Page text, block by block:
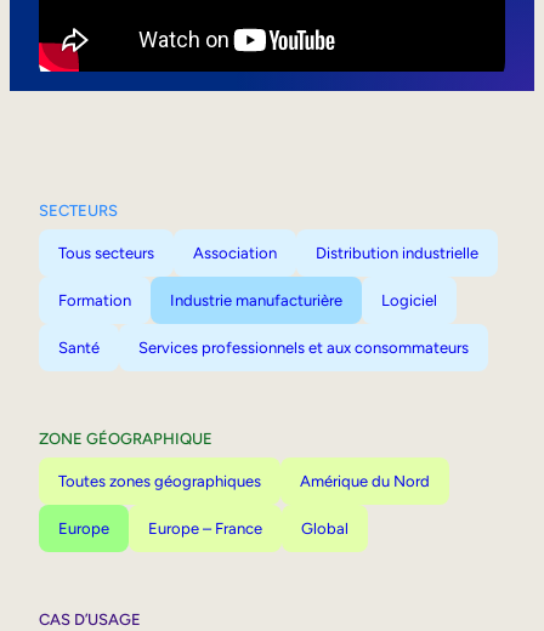
SECTEURS
Tous secteurs Association Distribution industrielle
Formation Industrie manufacturière Logiciel
Santé Services professionnels et aux consommateurs
ZONE GÉOGRAPHIQUE
Toutes zones géographiques Amérique du Nord
Europe Europe – France Global
CAS D’USAGE